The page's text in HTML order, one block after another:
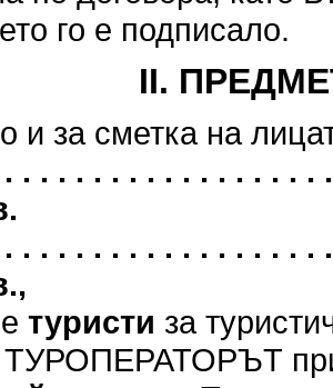
го е подписало.
II.
и за сметка на
. . . . . . . . . . . . . . . .
. . . . . . . . . . . . . . . .
туристи за
ТУРОПЕРАТОРЪТ